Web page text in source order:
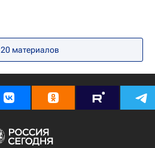
20 материалов